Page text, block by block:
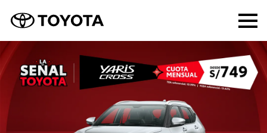
Encuentra tu Toyota